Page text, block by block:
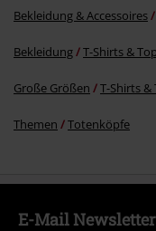
Bekleidung & Accessoires
Bekleidung T-Shirts &
Große Größen T-Shirts &
Themen Totenköpfe
E-Mail Newsletter